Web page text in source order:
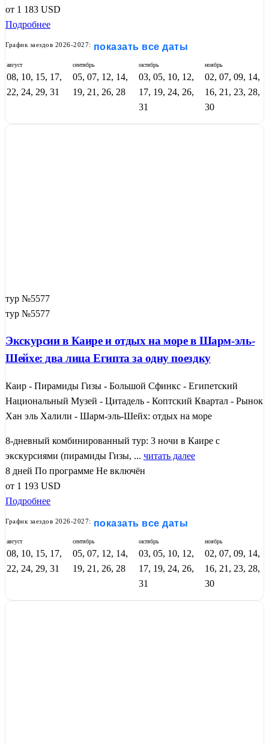
от 1 183 USD
Подробнее
График заездов 2026-2027: показать все даты
август
08, 10, 15, 17,
22, 24, 29, 31
сентябрь
05, 07, 12, 14,
19, 21, 26, 28
октябрь
03, 05, 10, 12,
17, 19, 24, 26,
31
ноябрь
02, 07, 09, 14,
16, 21, 23, 28,
30
тур №5577
тур №5577
Экскурсии в Каире и отдых на море в Шарм-эль-
Шейхе: два лица Египта за одну поездку
Каир - Пирамиды Гизы - Большой Сфинкс - Египетский
Национальный Музей - Цитадель - Коптский Квартал - Рынок
Хан эль Халили - Шарм-эль-Шейх: отдых на море
8-дневный комбинированный тур: 3 ночи в Каире с
экскурсиями (пирамиды Гизы, ... читать далее
8 дней По программе Не включён
от 1 193 USD
Подробнее
График заездов 2026-2027: показать все даты
август
08, 10, 15, 17,
22, 24, 29, 31
сентябрь
05, 07, 12, 14,
19, 21, 26, 28
октябрь
03, 05, 10, 12,
17, 19, 24, 26,
31
ноябрь
02, 07, 09, 14,
16, 21, 23, 28,
30